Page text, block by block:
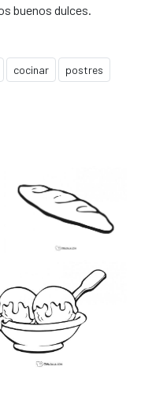
buenos dulces.
cocinar postres